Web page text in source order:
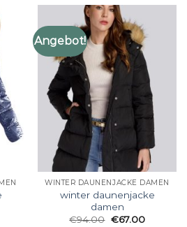
Angebot!
WINTER DAUNENJACKE DAMEN
winter daunenjacke
damen
€94.00 €67.00